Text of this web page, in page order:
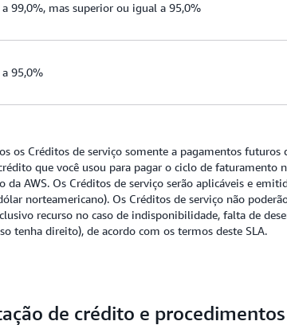
99,0%, mas superior ou igual a 95,0%
95,0%
os Créditos de serviço somente a pagamentos
que você usou para pagar o ciclo de
da AWS. Os Créditos de serviço serão aplicáveis e
norteamericano). Os Créditos de serviço não
recurso no caso de indisponibilidade, falta de
tenha direito), de acordo com os termos deste SLA.
de crédito e